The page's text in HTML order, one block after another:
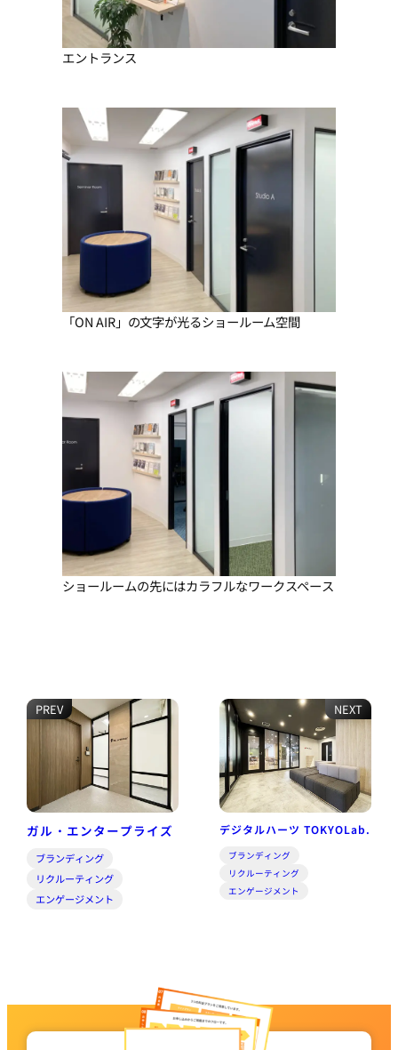
エントランス
「ON AIR」の文字が光るショールーム空間
ショールームの先にはカラフルなワークスペース
PREV
ガル・エンタープライズ
ブランディング
リクルーティング
エンゲージメント
NEXT
デジタルハーツ TOKYOLab.
ブランディング
リクルーティング
エンゲージメント